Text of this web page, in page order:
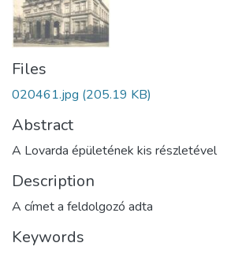
Files
020461.jpg (205.19 KB)
Abstract
A Lovarda épületének kis részletével
Description
A címet a feldolgozó adta
Keywords